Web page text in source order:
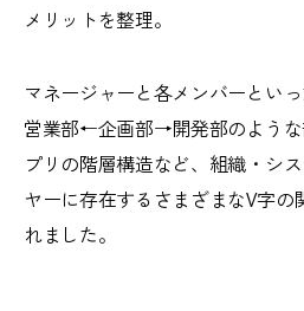
メリットを整理。
マネージャーと各メンバーとい
営業部←企画部→開発部のような
プリの階層構造など、組織・シ
ヤーに存在するさまざまなV字の
れました。